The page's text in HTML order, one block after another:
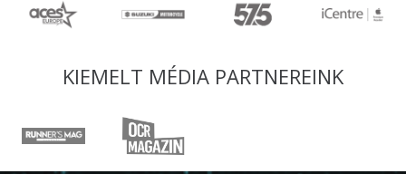
KIEMELT MÉDIA PARTNEREINK